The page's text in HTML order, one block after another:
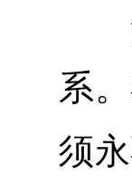
他
系
须